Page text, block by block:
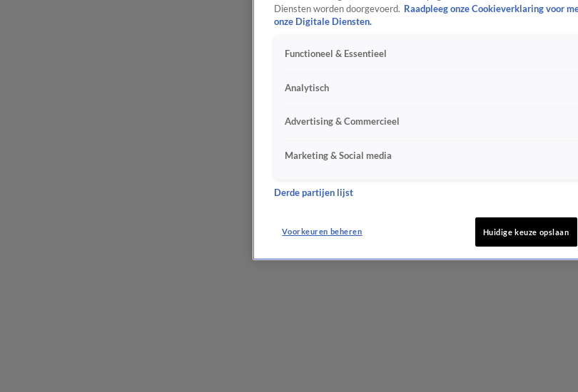
Diensten worden doorgevoerd. Raadpleeg onze Cookieverklaring voor
onze Digitale Diensten.
Functioneel & Essentieel
Analytisch
Advertising & Commercieel
Marketing & Social media
Derde partijen lijst
Voorkeuren beheren Huidige keuze opslaan